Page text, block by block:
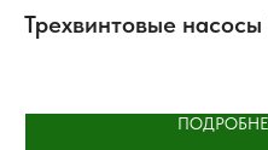
Трехвинтовые насосы